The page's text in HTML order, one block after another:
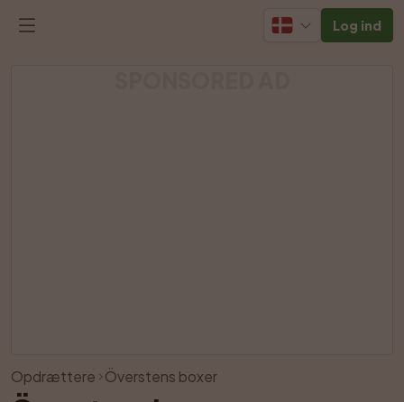
Log ind
Opdrættere Överstens boxer